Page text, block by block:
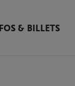
& BILLETS